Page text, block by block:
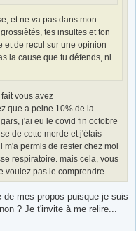
et ne va pas dans mon
tes insultes et ton
et de recul sur une opinion
la cause que tu défends, ni
vous avez
que a peine 10% de la
j'ai eu le covid fin octobre
de cette merde et j'étais
permis de rester chez moi
respiratoire. mais cela, vous
voulez pas le comprendre
mes propos puisque je suis
? Je t'invite à me relire...